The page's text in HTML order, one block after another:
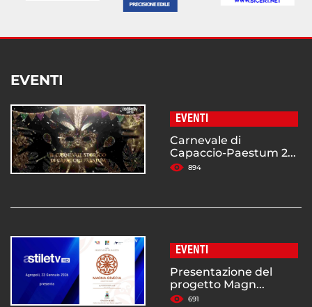
EVENTI
EVENTI
Carnevale di
Capaccio-Paestum 2...
894
EVENTI
Presentazione del
progetto Magn...
691